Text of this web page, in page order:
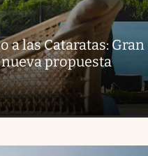
a las Cataratas: Gran
propuesta